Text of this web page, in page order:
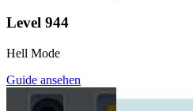
Level 944
Hell Mode
Guide ansehen